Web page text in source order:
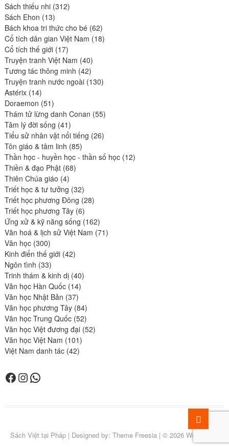
produit
Sách thiếu nhi 312312
Sách Ehon 1313
produits
Bách khoa tri thức cho bé 6262
produits
Cổ tích dân gian Việt Nam 1818
Cổ tích thế giới 1717
produits
Truyện tranh Việt Nam 4040
produits
Tương tác thông minh 4242
produits
Truyện tranh nước ngoài 130130
Astérix 1414
produits
Doraemon 5151
produits
Thám tử lừng danh Conan 5555
Tâm lý đời sống 4141
produits
Tiểu sử nhân vật nổi tiếng 2626
Tôn giáo & tâm linh 8585
produits
Thần học - huyền học - thần số học 1212
Thiền & đạo Phật 6868
Thiên Chúa giáo 44
produits
Triết học & tư tưởng 3232
produits
Triết học phương Đông 2828
Triết học phương Tây 66
produits
Ứng xử & kỹ năng sống 162162
produits
Văn hoá & lịch sử Việt Nam 7171
Văn học 300300
produits
Kinh điển thế giới 4242
Ngôn tình 3333
produits
Trinh thám & kinh dị 4040
Văn học Hàn Quốc 1414
produits
Văn học Nhật Bản 3737
produits
Văn học phương Tây 8484
produits
Văn học Trung Quốc 5252
produits
Văn học Việt đương đại 5252
Văn học Việt Nam 101101
produits
Việt Nam danh tác 4242
Facebook
Instagram
WhatsApp
CGV
CONTACTER
COMMANDES
PANIER
Sách Việt tại Pháp| Designed by: Theme Freesia| © 2026 WordPress
Go
to